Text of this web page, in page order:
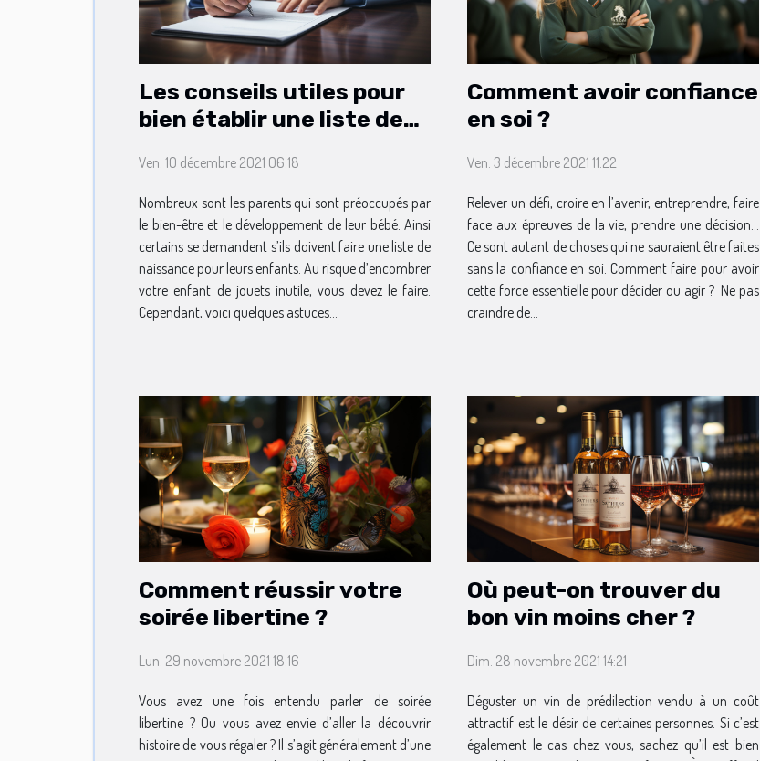
Les conseils utiles pour
bien établir une liste de
Ven. 10 décembre 2021 06:18
Nombreux sont les parents qui sont préoccupés par
le bien-être et le développement de leur bébé. Ainsi
certains se demandent s’ils doivent faire une liste de
naissance pour leurs enfants. Au risque d’encombrer
votre enfant de jouets inutile, vous devez le faire.
Cependant, voici quelques astuces...
Comment avoir confiance
en soi ?
Ven. 3 décembre 2021 11:22
Relever un défi, croire en l’avenir, entreprendre, faire
face aux épreuves de la vie, prendre une décision…
Ce sont autant de choses qui ne sauraient être faites
sans la confiance en soi. Comment faire pour avoir
cette force essentielle pour décider ou agir ? Ne pas
craindre de...
Comment réussir votre
soirée libertine ?
Lun. 29 novembre 2021 18:16
Vous avez une fois entendu parler de soirée
libertine ? Ou vous avez envie d’aller la découvrir
histoire de vous régaler ? Il s’agit généralement d’une
Où peut-on trouver du
bon vin moins cher ?
Dim. 28 novembre 2021 14:21
Déguster un vin de prédilection vendu à un coût
attractif est le désir de certaines personnes. Si c’est
également le cas chez vous, sachez qu’il est bien